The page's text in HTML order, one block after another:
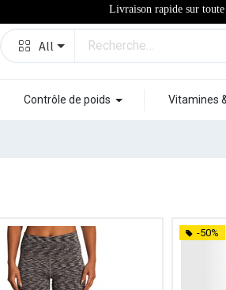
Livraison rapide sur
All
Contrôle de poids Vitamines
-50%